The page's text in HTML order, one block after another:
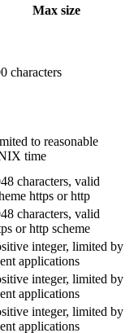
Max size
characters
to reasonable
time
characters, valid
https or http
characters, valid
or http scheme
integer, limited by
applications
integer, limited by
applications
integer, limited by
applications